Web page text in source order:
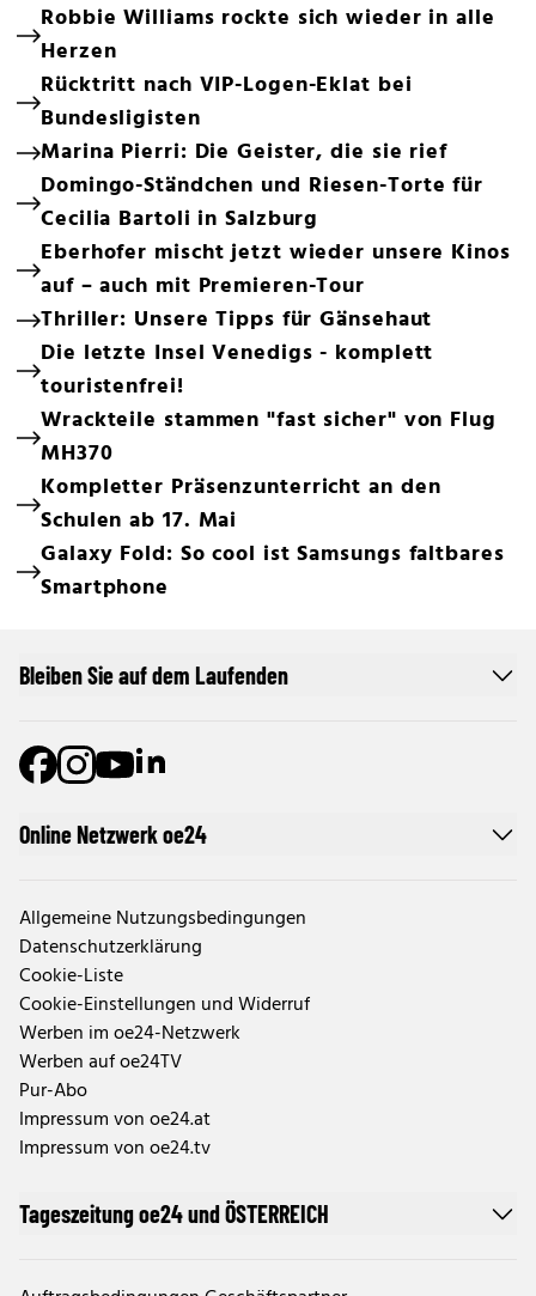
Robbie Williams rockte sich wieder in alle
Herzen
Rücktritt nach VIP-Logen-Eklat bei
Bundesligisten
Marina Pierri: Die Geister, die sie rief
Domingo-Ständchen und Riesen-Torte für
Cecilia Bartoli in Salzburg
Eberhofer mischt jetzt wieder unsere Kinos
auf – auch mit Premieren-Tour
Thriller: Unsere Tipps für Gänsehaut
Die letzte Insel Venedigs - komplett
touristenfrei!
Wrackteile stammen "fast sicher" von Flug
MH370
Kompletter Präsenzunterricht an den
Schulen ab 17. Mai
Galaxy Fold: So cool ist Samsungs faltbares
Smartphone
Online Netzwerk oe24
Allgemeine Nutzungsbedingungen
Datenschutzerklärung
Cookie-Liste
Cookie-Einstellungen und Widerruf
Werben im oe24-Netzwerk
Werben auf oe24TV
Pur-Abo
Impressum von oe24.at
Impressum von oe24.tv
Tageszeitung oe24 und ÖSTERREICH
Bleiben Sie auf dem Laufenden